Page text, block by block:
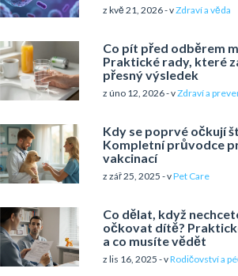
z kvě 21, 2026 - vZdraví a věda
Co pít před odběrem
Praktické rady, které
přesný výsledek
z úno 12, 2026 - vZdraví a
Kdy se poprvé očkují
Kompletní průvodce
vakcinací
z zář 25, 2025 - vPet Care
Co dělat, když
očkovat dítě?
a co musíte vědět
z lis 16, 2025 - vRodičovství a